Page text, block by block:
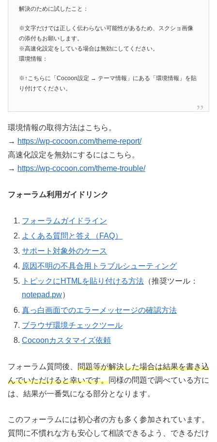
解決のために試したこと：
※文字だけでは正しく伝わらない可能性があるため、スクショ画像
の添付もお願いします。
※高速化設定をしている場合は無効にしてください。
環境情報：
※↑こちらに「Cocoon設定 → テーマ情報」にある「環境情報」を貼
り付けてください。
環境情報の取得方法はこちら。
→ https://wp-cocoon.com/theme-report/
高速化設定を無効にするにはこちら。
→ https://wp-cocoon.com/theme-trouble/
フォーラム利用ガイドリンク
フォーラムガイドライン
よくある質問と答え（FAQ）
サポート対象外のケース
原因不明の不具合用トラブルシューティング
トピックにHTMLを貼り付ける方法 （推奨ツール：
notepad.pw）
真っ白画面でのエラーメッセージの確認方法
ブラウザ環境チェックツール
Cocoonカスタマイズ依頼
フォーラム質問後、 問題等が解決した場合は結果を書き込
んでいただけると幸いです。同様の問題で調べている方に
は、結果が一番気になる部分となります。
このフォーラムには初心者の方も多く参加されています。
質問に不慣れな方も安心して相談できるよう、できるだけ